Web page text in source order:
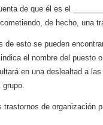
de que él es el
de hecho, una
de esto se pueden
el nombre del puesto
en una deslealtad a
grupo.
trastornos de organización